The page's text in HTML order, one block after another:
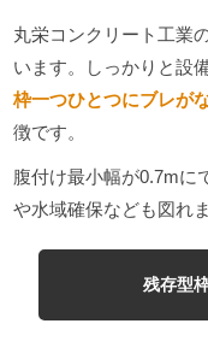
丸栄コンクリート工業
います。しっかりと設
枠一つひとつにブレが
徴です。
腹付け最小幅が0.7mに
や水域確保なども図れま
残存型